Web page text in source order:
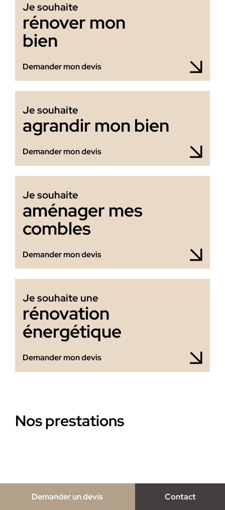
Demander un devis Contact
Je souhaite
rénover mon
bien
Demander mon devis
Je souhaite
agrandir mon bien
Demander mon devis
Je souhaite
aménager mes
combles
Demander mon devis
Je souhaite une
rénovation
énergétique
Demander mon devis
Nos prestations